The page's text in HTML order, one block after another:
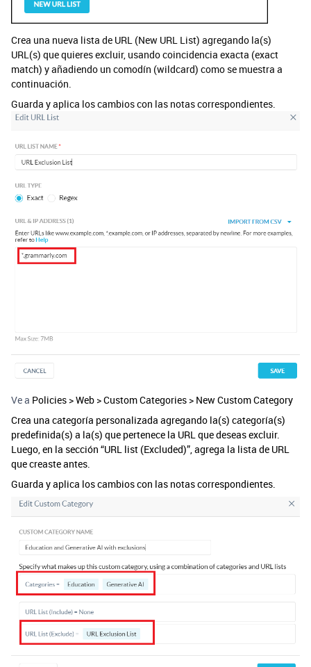
Crea una nueva lista de URL (New URL List) agregando la(s)
URL(s) que quieres excluir, usando coincidencia exacta (exact
match) y añadiendo un comodín (wildcard) como se muestra a
continuación.
Guarda y aplica los cambios con las notas correspondientes.
Ve a Policies > Web > Custom Categories > New Custom Category
Crea una categoría personalizada agregando la(s) categoría(s)
predefinida(s) a la(s) que pertenece la URL que deseas excluir.
Luego, en la sección “URL list (Excluded)”, agrega la lista de URL
que creaste antes.
Guarda y aplica los cambios con las notas correspondientes.